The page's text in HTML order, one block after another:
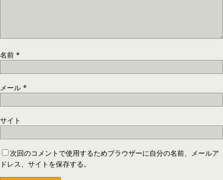
名前 *
メール *
サイト
次回のコメントで使用するためブラウザーに自分の名前、メールア
ドレス、サイトを保存する。